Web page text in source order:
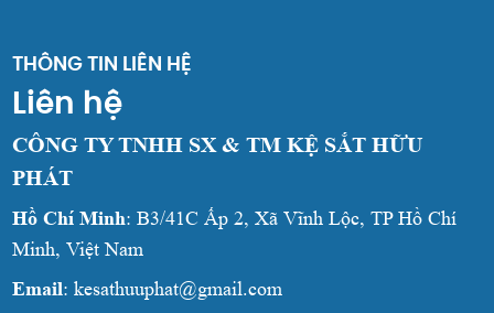
THÔNG TIN LIÊN HỆ
Liên hệ
CÔNG TY TNHH SX & TM KỆ SẮT HỮU
PHÁT
Hồ Chí Minh: B3/41C Ấp 2, Xã Vĩnh Lộc, TP Hồ Chí
Minh, Việt Nam
Email: kesathuuphat@gmail.com